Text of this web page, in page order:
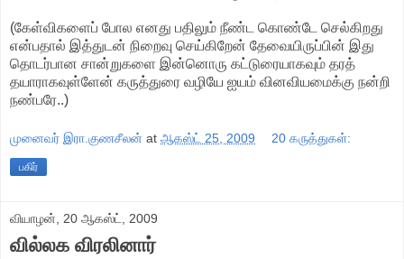
(கேள்விகளைப் போல எனது பதிலும் நீண்ட கொண்டே செல்கிறது
என்பதால் இத்துடன் நிறைவு செய்கிறேன் தேவையிருப்பின் இது
தொடர்பான சான்றுகளை இன்னொரு கட்டுரையாகவும் தரத்
தயாராகவுள்ளேன் கருத்துரை வழியே ஐயம் வினவியமைக்கு நன்றி
நண்பரே..)
முனைவர் இரா.குணசீலன் at ஆகஸ்ட் 25, 2009 20 கருத்துகள்:
பகிர்
வியாழன், 20 ஆகஸ்ட், 2009
வில்லக விரலினார்